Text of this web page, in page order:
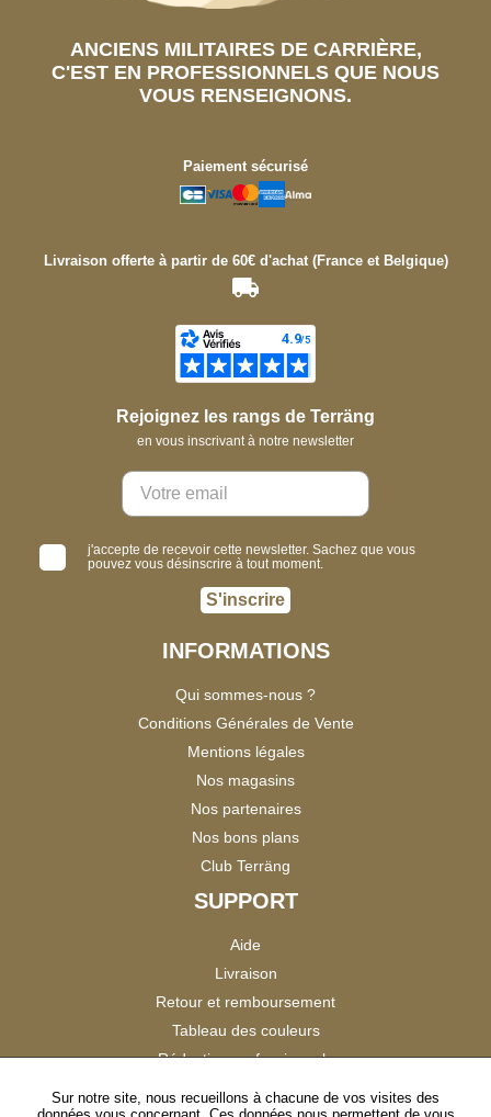
ANCIENS MILITAIRES DE CARRIÈRE,
C'EST EN PROFESSIONNELS QUE NOUS
VOUS RENSEIGNONS.
Paiement sécurisé
Livraison offerte à partir de 60€ d'achat (France et Belgique)
Rejoignez les rangs de Terräng
en vous inscrivant à notre newsletter
j'accepte de recevoir cette newsletter. Sachez que vous
pouvez vous désinscrire à tout moment.
S'inscrire
INFORMATIONS
Qui sommes-nous ?
Conditions Générales de Vente
Mentions légales
Nos magasins
Nos partenaires
Nos bons plans
Club Terräng
SUPPORT
Aide
Livraison
Retour et remboursement
Tableau des couleurs
Réduction professionnels
Catalogues
Sur notre site, nous recueillons à chacune de vos visites des